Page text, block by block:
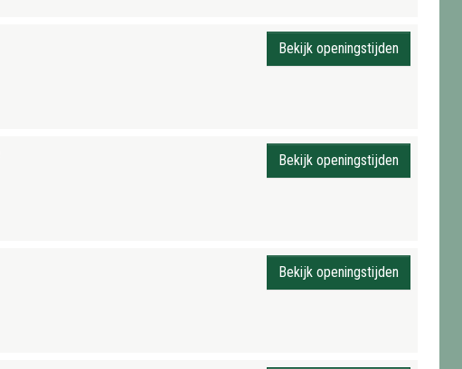
Bekijk openingstijden
Bekijk openingstijden
Bekijk openingstijden